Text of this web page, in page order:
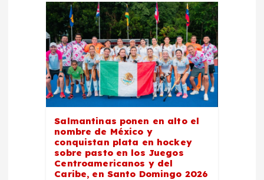
Salmantinas ponen en alto el
nombre de México y
conquistan plata en hockey
sobre pasto en los Juegos
Centroamericanos y del
Caribe, en Santo Domingo 2026